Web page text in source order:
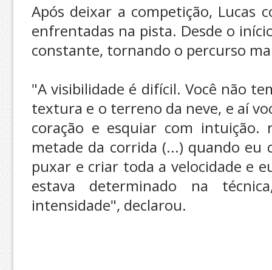
Após deixar a competição, Lucas
enfrentadas na pista. Desde o
constante, tornando o percurso
"A visibilidade é difícil. Você não
textura e o terreno da neve, e aí
coração e esquiar com intuição.
metade da corrida (...) quando eu
puxar e criar toda a velocidade e
estava determinado na
intensidade", declarou.